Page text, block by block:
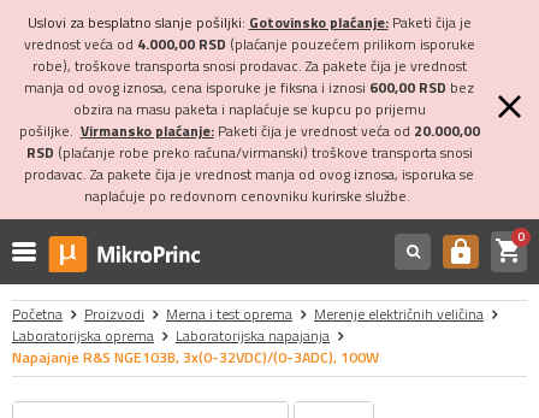
Uslovi za besplatno slanje pošiljki: Gotovinsko plaćanje:Paketi čija je
vrednost veća od 4.000,00 RSD (plaćanje pouzećem prilikom isporuke
robe), troškove transporta snosi prodavac. Za pakete čija je vrednost
manja od ovog iznosa, cena isporuke je fiksna i iznosi 600,00 RSD bez
obzira na masu paketa i naplaćuje se kupcu po prijemu
pošiljke. Virmansko plaćanje:Paketi čija je vrednost veća od 20.000,00
RSD (plaćanje robe preko računa/virmanski) troškove transporta snosi
prodavac. Za pakete čija je vrednost manja od ovog iznosa, isporuka se
naplaćuje po redovnom cenovniku kurirske službe.
https shopping_cart0
Početna Proizvodi Merna i test oprema
Merenje električnih veličina
Laboratorijska oprema
Laboratorijska napajanja
Napajanje R&S NGE103B, 3x(0-32VDC)/(0-3ADC), 100W